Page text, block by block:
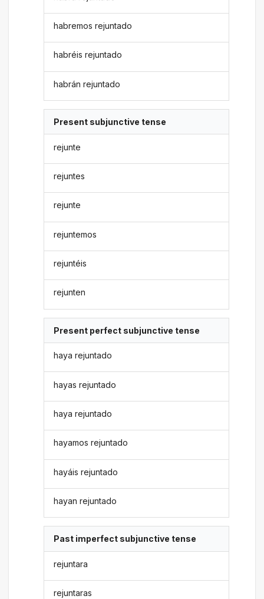
habremos rejuntado
habréis rejuntado
habrán rejuntado
Present subjunctive tense
rejunte
rejuntes
rejunte
rejuntemos
rejuntéis
rejunten
Present perfect subjunctive tense
haya rejuntado
hayas rejuntado
haya rejuntado
hayamos rejuntado
hayáis rejuntado
hayan rejuntado
Past imperfect subjunctive tense
rejuntara
rejuntaras